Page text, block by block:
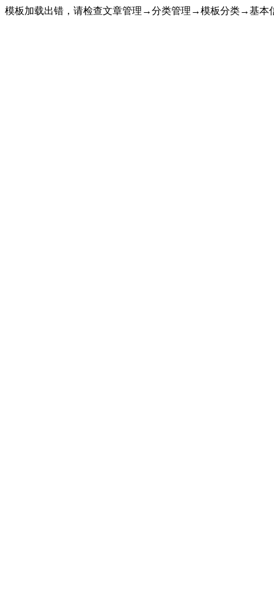
模板加载出错，请检查文章管理→分类管理→模板分类→基本